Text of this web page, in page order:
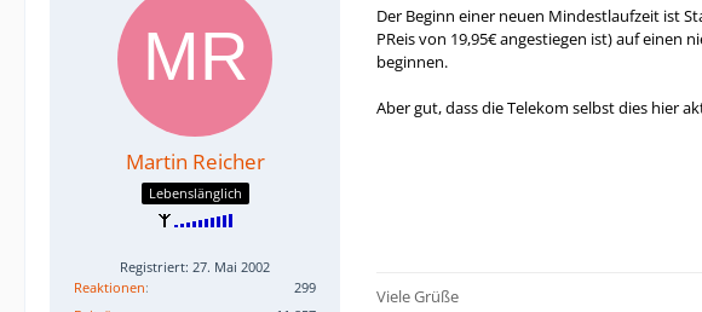
Martin Reicher
Lebenslänglich
Registriert: 27. Mai 2002
Reaktionen
299
Der Beginn einer neuen Mindestlaufzeit ist
PReis von 19,95€ angestiegen ist) auf
beginnen.
Aber gut, dass die Telekom selbst dies hier
Viele Grüße